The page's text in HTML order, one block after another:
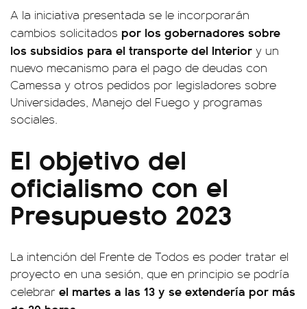
A la iniciativa presentada se le incorporarán
cambios solicitados por los gobernadores sobre
los subsidios para el transporte del Interior y un
nuevo mecanismo para el pago de deudas con
Camessa y otros pedidos por legisladores sobre
Universidades, Manejo del Fuego y programas
sociales.
El objetivo del
oficialismo con el
Presupuesto 2023
La intención del Frente de Todos es poder tratar el
proyecto en una sesión, que en principio se podría
celebrar el martes a las 13 y se extendería por más